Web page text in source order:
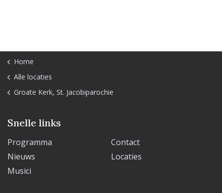
Home
Alle locaties
Groate Kerk, St. Jacobiparochie
Snelle links
Programma
Contact
Nieuws
Locaties
Musici